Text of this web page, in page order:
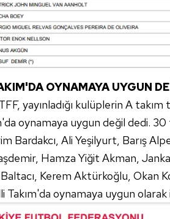
Bilgilendirme Metnimizi
Korunması Kanunu uyarınca
çerezlerle ilgili bilgi almak için
OYNAMAYA UYGUN
yayınladığı kulüplerin A
oynamaya uygun değil dedi.
Bardakcı, Ali Yeşilyurt, Barış
Hamza Yiğit Akman,
Kerem Aktürkoğlu, Okan
Takım'da oynamaya uygun